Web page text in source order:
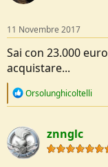
11 Novembre 2017
Sai con 23.000
acquistare...
R
c
t
i
o
Orsolunghicoltelli
znnglc